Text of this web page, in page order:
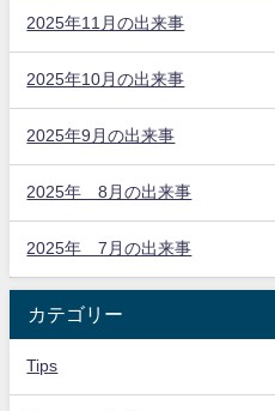
2025年11月の出来事
2025年10月の出来事
2025年9月の出来事
2025年 8月の出来事
2025年 7月の出来事
カテゴリー
Tips